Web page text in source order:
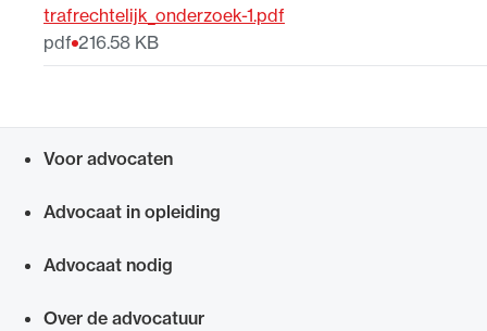
trafrechtelijk_onderzoek-1.pdf
pdf 216.58 KB
Voor advocaten
Advocaat in opleiding
Advocaat nodig
Over de advocatuur